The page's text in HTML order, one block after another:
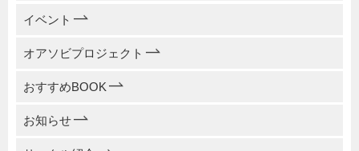
イベント
オアソビプロジェクト
おすすめBOOK
お知らせ